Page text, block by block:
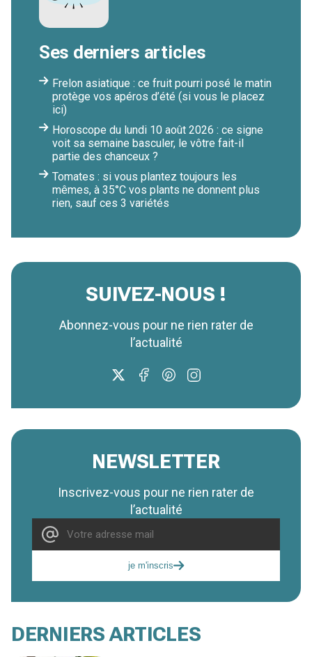
Ses derniers articles
Frelon asiatique : ce fruit pourri posé le matin
protège vos apéros d’été (si vous le placez
ici)
Horoscope du lundi 10 août 2026 : ce signe
voit sa semaine basculer, le vôtre fait-il
partie des chanceux ?
Tomates : si vous plantez toujours les
mêmes, à 35°C vos plants ne donnent plus
rien, sauf ces 3 variétés
SUIVEZ-NOUS !
Abonnez-vous pour ne rien rater de
l’actualité
NEWSLETTER
Inscrivez-vous pour ne rien rater de
l’actualité
je m'inscris
DERNIERS ARTICLES